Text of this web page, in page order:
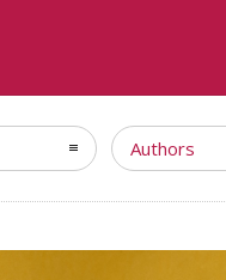
Authors